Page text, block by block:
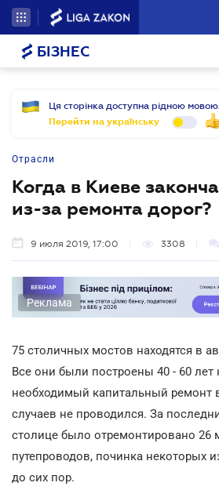
БІЗНЕС
Ця сторінка доступна рідною
Перейти на українську
Отрасли
Когда в Киеве
из-за ремонта дорог?
9 июля 2019, 17:00 3308
Реклама
75 столичных мостов находятся в
Все они были построены 40 - 60 лет
необходимый капитальный ремонт
случаев не проводился. За
столице было отремонтировано 26
путепроводов, починка некоторых
до сих пор.